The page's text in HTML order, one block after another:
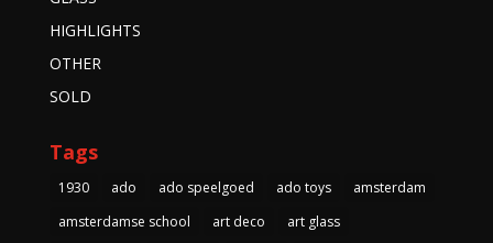
HIGHLIGHTS
OTHER
SOLD
Tags
1930 ado ado speelgoed ado toys
amsterdam
amsterdamse school
art deco art glass